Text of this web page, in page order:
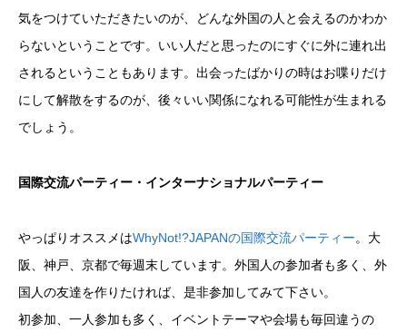
気をつけていただきたいのが、どんな外国の人と会えるのかわか
らないということです。いい人だと思ったのにすぐに外に連れ出
されるということもあります。出会ったばかりの時はお喋りだけ
にして解散をするのが、後々いい関係になれる可能性が生まれる
でしょう。
国際交流パーティー・インターナショナルパーティー
やっぱりオススメはWhyNot!?JAPANの国際交流パーティー。大
阪、神戸、京都で毎週末しています。外国人の参加者も多く、外
国人の友達を作りたければ、是非参加してみて下さい。
初参加、一人参加も多く、イベントテーマや会場も毎回違うの